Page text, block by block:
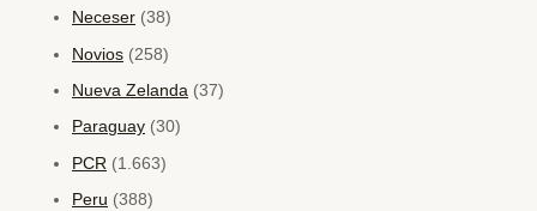
Neceser (38)
Novios (258)
Nueva Zelanda (37)
Paraguay (30)
PCR (1.663)
Peru (388)